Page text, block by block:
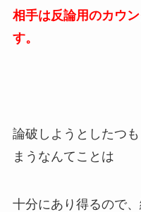
相手は反論用のカウ
す。
論破しようとしたつ
まうなんてことは
十分にあり得るので